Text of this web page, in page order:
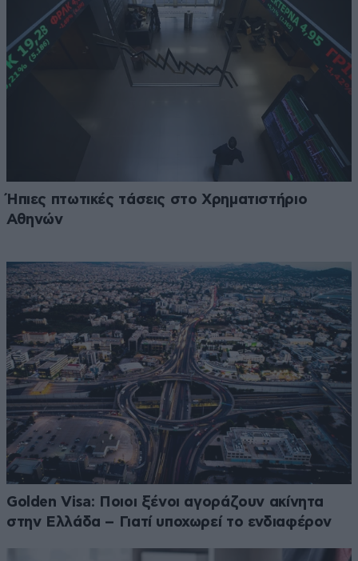
Ήπιες πτωτικές τάσεις στο Χρηματιστήριο
Αθηνών
Golden Visa: Ποιοι ξένοι αγοράζουν ακίνητα
στην Ελλάδα – Γιατί υποχωρεί το ενδιαφέρον